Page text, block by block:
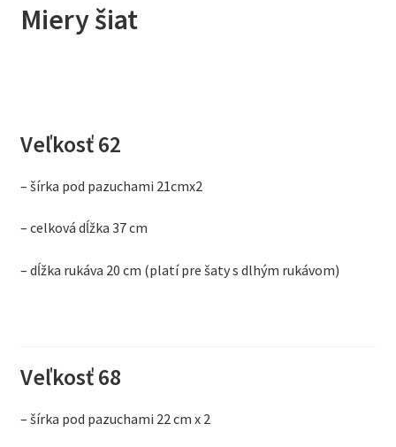
Miery šiat
Veľkosť 62
– šírka pod pazuchami 21cmx2
– celková dĺžka 37 cm
– dĺžka rukáva 20 cm (platí pre šaty s dlhým rukávom)
Veľkosť 68
– šírka pod pazuchami 22 cm x 2